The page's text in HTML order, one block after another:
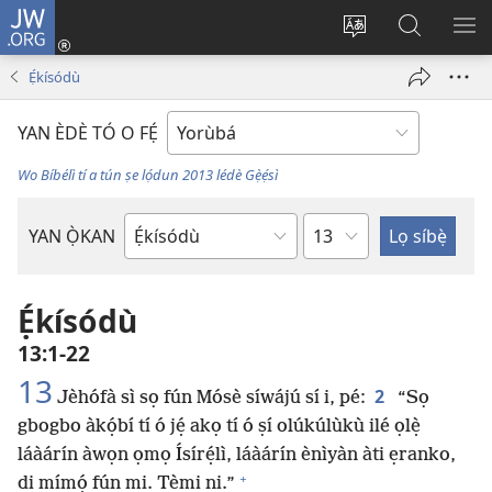
JW.ORG
Yí
pa
Wọlé
(opens
Wa
JW.ORG
Ẹ́kísódù
YAN ÈDÈ TÓ O FẸ́
Wo Bíbélì tí a tún ṣe lọ́dun 2013 lédè Gẹ̀ẹ́sì
YAN Ọ̀KAN
Ìwé
Orí
Ẹ́kísódù
13:1-22
13 Jèhófà sì sọ fún Mósè síwájú sí i, pé: 2
“Sọ
gbogbo àkọ́bí tí ó jẹ́ akọ tí ó ṣí olúkúlùkù ilé ọlẹ̀
láàárín àwọn ọmọ Ísírẹ́lì, láàárín ènìyàn àti ẹranko,
di mímọ́ fún mi. Tèmi ni.” +